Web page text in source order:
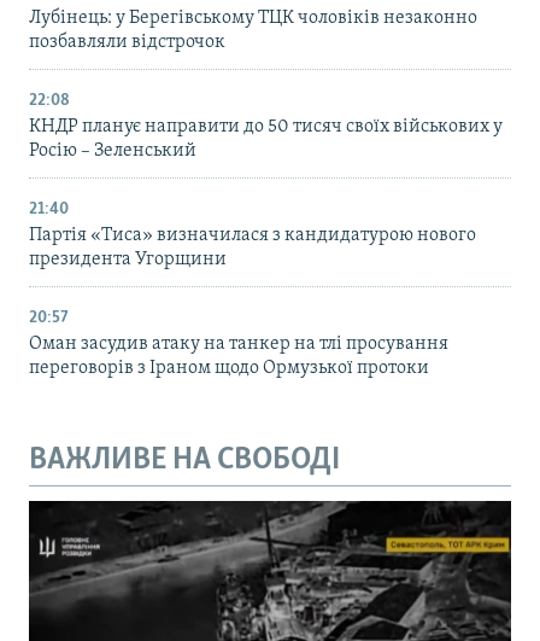
Лубінець: у Берегівському ТЦК чоловіків незаконно
позбавляли відстрочок
22:08
КНДР планує направити до 50 тисяч своїх військових у
Росію – Зеленський
21:40
Партія «Тиса» визначилася з кандидатурою нового
президента Угорщини
20:57
Оман засудив атаку на танкер на тлі просування
переговорів з Іраном щодо Ормузької протоки
ВАЖЛИВЕ НА СВОБОДІ